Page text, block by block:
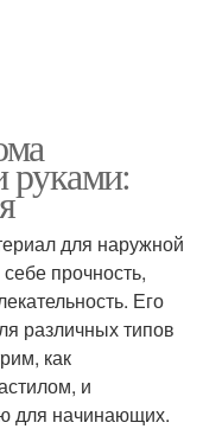
руками:
для наружной
прочность,
Его
различных типов
как
и
для начинающих.